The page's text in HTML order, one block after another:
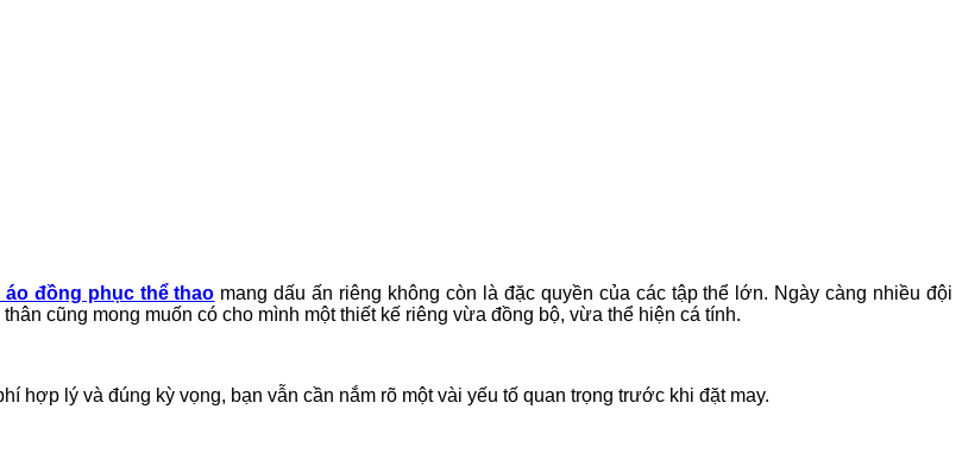
áo đồng phục thể thao mang dấu ấn riêng không còn là đặc quyền của các tập thể lớn. Ngày càng nhiều đội
cũng mong muốn có cho mình một thiết kế riêng vừa đồng bộ, vừa thể hiện cá tính.
hợp lý và đúng kỳ vọng, bạn vẫn cần nắm rõ một vài yếu tố quan trọng trước khi đặt may.